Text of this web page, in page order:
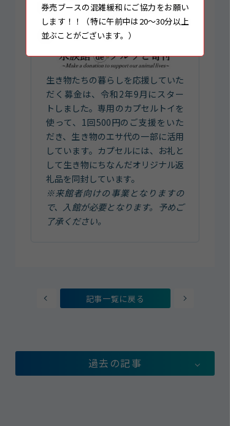
生き物たちの暮らしを応援していた
だく募金は、令和2年9月にスター
トしました。専用のカプセルトイを
使って、1回500円のご支援をいた
だき、生き物のエサ代の一部に活用
しています。カプセルには、お礼と
して生き物にちなんだオリジナル返
礼品を同封しています。
※来館者向けの事業となりますの
で、入館が必要となります。予めご
了承ください。
記事一覧に戻る
過去の記事
券売ブースの混雑緩和にご協力をお願い
します！！（特に午前中は20～30分以上
並ぶことがございます。）